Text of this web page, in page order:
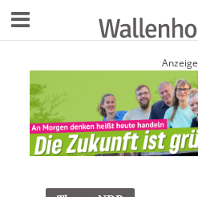
Anzeige